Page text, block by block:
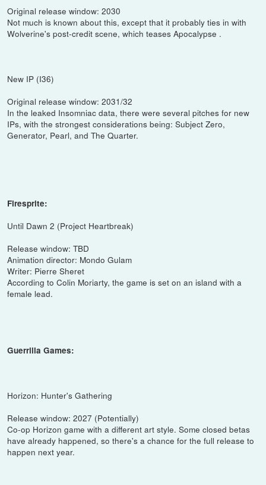
Original release window: 2030
Not much is known about this, except that it probably ties in with
Wolverine's post-credit scene, which teases Apocalypse .
New IP (I36)
Original release window: 2031/32
In the leaked Insomniac data, there were several pitches for new
IPs, with the strongest considerations being: Subject Zero,
Generator, Pearl, and The Quarter.
Firesprite:
Until Dawn 2 (Project Heartbreak)
Release window: TBD
Animation director: Mondo Gulam
Writer: Pierre Sheret
According to Colin Moriarty, the game is set on an island with a
female lead.
Guerrilla Games:
Horizon: Hunter's Gathering
Release window: 2027 (Potentially)
Co-op Horizon game with a different art style. Some closed betas
have already happened, so there's a chance for the full release to
happen next year.